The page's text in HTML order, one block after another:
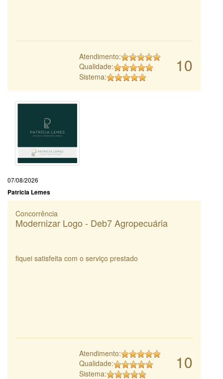
10
Atendimento:
Qualidade:
Sistema:
07/08/2026
Patricia Lemes
Concorrência
Modernizar Logo - Deb7 Agropecuária
fiquei satisfeita com o serviço prestado
10
Atendimento:
Qualidade:
Sistema: